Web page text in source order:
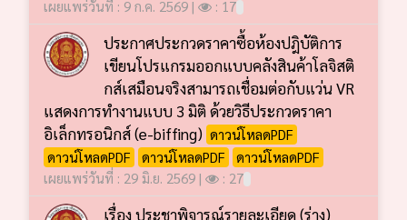
ประกาศประกวดราคาซื้อห้องปฎิบัติการ
เขียนโปรแกรมออกแบบคลังสินค้าโลจิสติ
กส์เสมือนจริงสามารถเชื่อมต่อกับแว่น VR
แสดงการทำงานแบบ 3 มิติ ด้วยวิธีประกวดราคา
อิเล็กทรอนิกส์ (e-biffing) ดาวน์โหลดPDF
ดาวน์โหลดPDF
ดาวน์โหลดPDF
ดาวน์โหลดPDF
เผยแพร่วันที่ : 29 มิ.ย. 2569 |
: 27
เรื่อง ประชาพิจารณ์รายละเอียด (ร่าง)